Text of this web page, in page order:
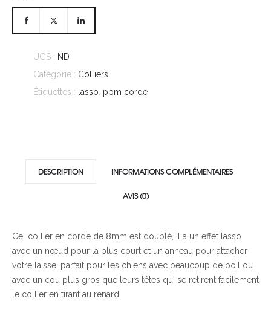
UGS : ND
Catégorie : Colliers
Étiquettes : lasso ppm corde
DESCRIPTION INFORMATIONS COMPLÉMENTAIRES
AVIS (0)
Ce collier en corde de 8mm est doublé, il a un effet lasso
avec un nœud pour la plus court et un anneau pour attacher
votre laisse, parfait pour les chiens avec beaucoup de poil ou
avec un cou plus gros que leurs têtes qui se retirent facilement
le collier en tirant au renard.